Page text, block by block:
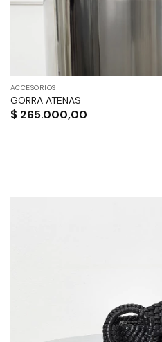
ACCESORIOS
GORRA ATENAS
$265.000,00